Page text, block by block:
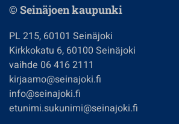
© Seinäjoen kaupunki
PL 215, 60101 Seinäjoki
Kirkkokatu 6, 60100 Seinäjoki
vaihde 06 416 2111
kirjaamo@seinajoki.fi
info@seinajoki.fi
etunimi.sukunimi@seinajoki.fi